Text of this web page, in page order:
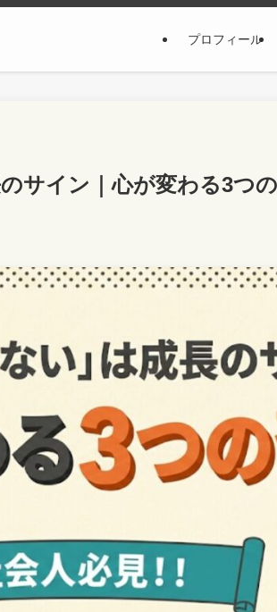
プロフィール
サイン｜心が変わる3つ